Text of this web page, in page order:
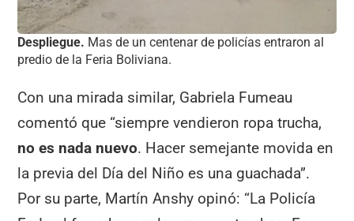
Despliegue. Mas de un centenar de policías entraron al
predio de la Feria Boliviana.
Con una mirada similar, Gabriela Fumeau
comentó que “siempre vendieron ropa trucha,
no es nada nuevo. Hacer semejante movida en
la previa del Día del Niño es una guachada”.
Por su parte, Martín Anshy opinó: “La Policía